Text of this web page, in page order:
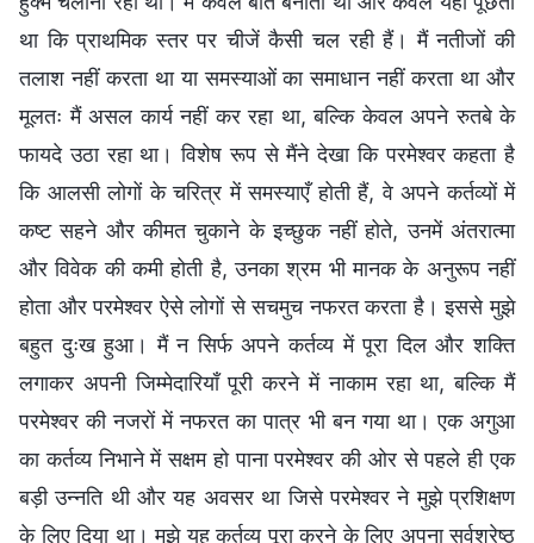
था कि प्राथमिक स्तर पर चीजें कैसी चल रही हैं। मैं नतीजों की
तलाश नहीं करता था या समस्याओं का समाधान नहीं करता था और
मूलतः मैं असल कार्य नहीं कर रहा था, बल्कि केवल अपने रुतबे के
फायदे उठा रहा था। विशेष रूप से मैंने देखा कि परमेश्वर कहता है
कि आलसी लोगों के चरित्र में समस्याएँ होती हैं, वे अपने कर्तव्यों में
कष्ट सहने और कीमत चुकाने के इच्छुक नहीं होते, उनमें अंतरात्मा
और विवेक की कमी होती है, उनका श्रम भी मानक के अनुरूप नहीं
होता और परमेश्वर ऐसे लोगों से सचमुच नफरत करता है। इससे मुझे
बहुत दुःख हुआ। मैं न सिर्फ अपने कर्तव्य में पूरा दिल और शक्ति
लगाकर अपनी जिम्मेदारियाँ पूरी करने में नाकाम रहा था, बल्कि मैं
परमेश्वर की नजरों में नफरत का पात्र भी बन गया था। एक अगुआ
का कर्तव्य निभाने में सक्षम हो पाना परमेश्वर की ओर से पहले ही एक
बड़ी उन्नति थी और यह अवसर था जिसे परमेश्वर ने मुझे प्रशिक्षण
के लिए दिया था। मुझे यह कर्तव्य पूरा करने के लिए अपना सर्वश्रेष्ठ